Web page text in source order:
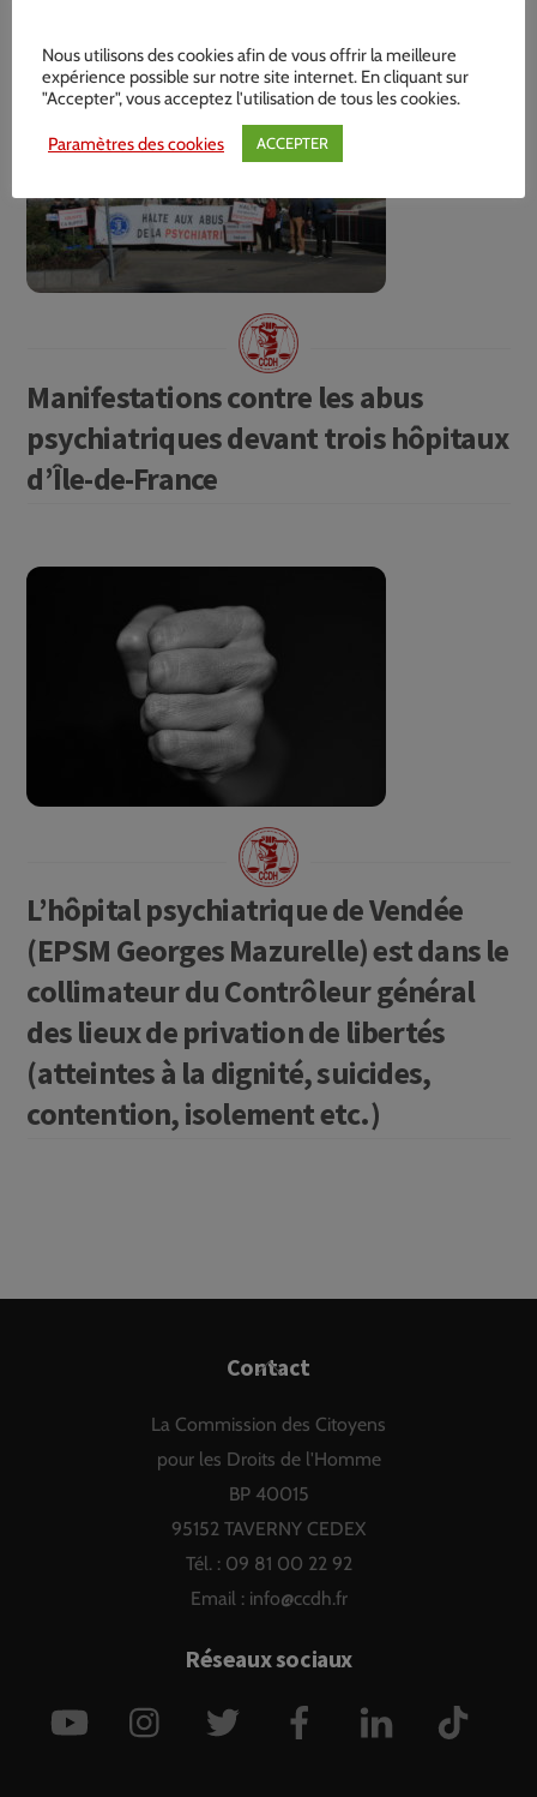
Manifestations contre les abus
psychiatriques devant trois hôpitaux
d’Île-de-France
L’hôpital psychiatrique de Vendée
(EPSM Georges Mazurelle) est dans le
collimateur du Contrôleur général
des lieux de privation de libertés
(atteintes à la dignité, suicides,
contention, isolement etc.)
Back
Top
Contact
La Commission des Citoyens
pour les Droits de l'Homme
BP 40015
95152 TAVERNY CEDEX
Tél. : 09 81 00 22 92
Email : info@ccdh.fr
Réseaux sociaux
YouTube Instagram Twitter Facebook LinkedIn
Nous utilisons des cookies afin de vous offrir la meilleure
expérience possible sur notre site internet. En cliquant sur
"Accepter", vous acceptez l'utilisation de tous les cookies.
Paramètres des cookies ACCEPTER